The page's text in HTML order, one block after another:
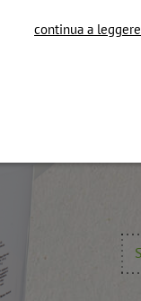
continua a leggere